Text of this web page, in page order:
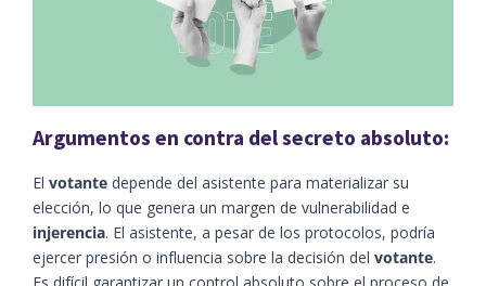
Argumentos en contra del secreto absoluto:
El votante depende del asistente para materializar su
elección, lo que genera un margen de vulnerabilidad e
injerencia. El asistente, a pesar de los protocolos, podría
ejercer presión o influencia sobre la decisión del votante.
Es difícil garantizar un control absoluto sobre el proceso de